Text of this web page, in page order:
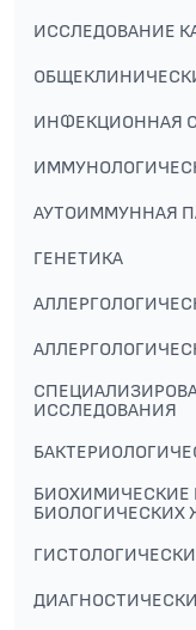
ИССЛЕДОВАНИЕ
ИНФЕКЦИОННАЯ
АУТОИММУННАЯ
ГЕНЕТИКА
ИССЛЕДОВАНИЯ
БИОХИМИЧЕСКИЕ
БИОЛОГИЧЕСКИХ